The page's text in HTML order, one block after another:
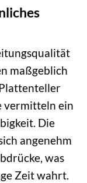
maßgeblich
vermitteln ein
Die
angenehm
was
Zeit wahrt.